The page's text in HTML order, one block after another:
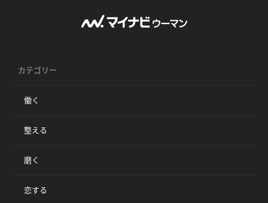
カテゴリー
働く
整える
磨く
恋する